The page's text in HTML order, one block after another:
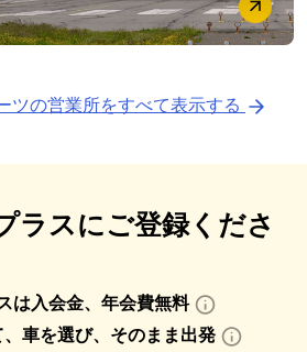
ツの営業所をすべて表示する
ラスにご登録くださ
は入会金、年会費無料
車を選び、そのまま出発